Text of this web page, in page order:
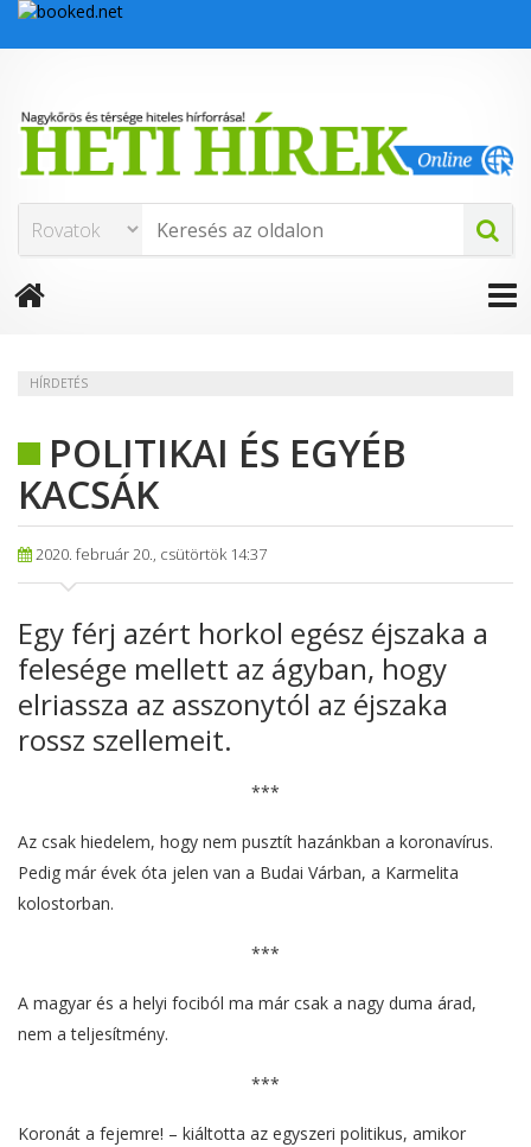
HÍRDETÉS
POLITIKAI ÉS EGYÉB
KACSÁK
2020. február 20., csütörtök 14:37
Egy férj azért horkol egész éjszaka a
felesége mellett az ágyban, hogy
elriassza az asszonytól az éjszaka
rossz szellemeit.
***
Az csak hiedelem, hogy nem pusztít hazánkban a koronavírus.
Pedig már évek óta jelen van a Budai Várban, a Karmelita
kolostorban.
***
A magyar és a helyi fociból ma már csak a nagy duma árad,
nem a teljesítmény.
***
Koronát a fejemre! – kiáltotta az egyszeri politikus, amikor